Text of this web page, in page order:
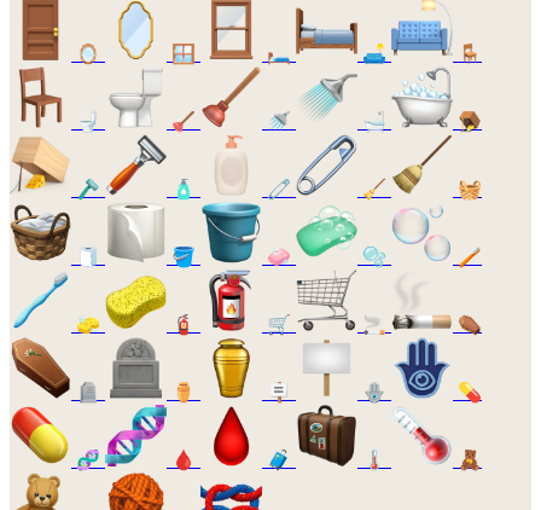
🪞 🪟 🛏️ 🛋️ 🪑
🚽 🪠 🚿 🛁 🪤
🪒 🧴 🧷 🧹 🧺
🧻 🪣 🧼 🫧 🪥
🧽 🧯 🛒 🚬 ⚰️
🪦 ⚱️ 🪧 🪬 💊
🧬 🩸 🧳 🌡️ 🧸